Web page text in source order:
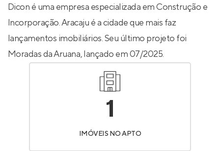
Dicon é uma empresa especializada em Construção e
Incorporação. Aracaju é a cidade que mais faz
lançamentos imobiliários. Seu último projeto foi
Moradas da Aruana, lançado em 07/2025.
1
IMÓVEIS NO APTO